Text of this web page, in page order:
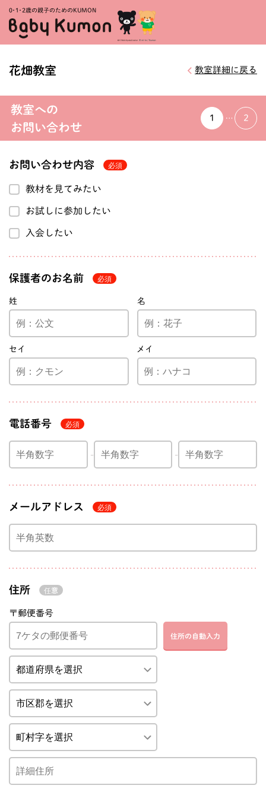
0・1・ 2歳の親子のためのKUMON
花畑教室 教室詳細に戻る
教室への
お問い合わせ
1 2
お問い合わせ内容
教材を見てみたい
お試しに参加したい
入会したい
保護者のお名前
姓 名
セイ メイ
電話番号
メールアドレス
住所
〒郵便番号
住所の自動入力